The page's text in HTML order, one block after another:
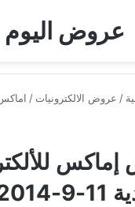
عروض اليوم
/ عروض الالكترونيات /